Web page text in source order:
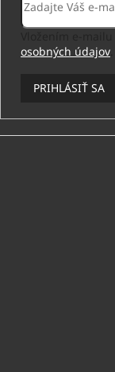
osobných údajov
PRIHLÁSIŤ SA
Z